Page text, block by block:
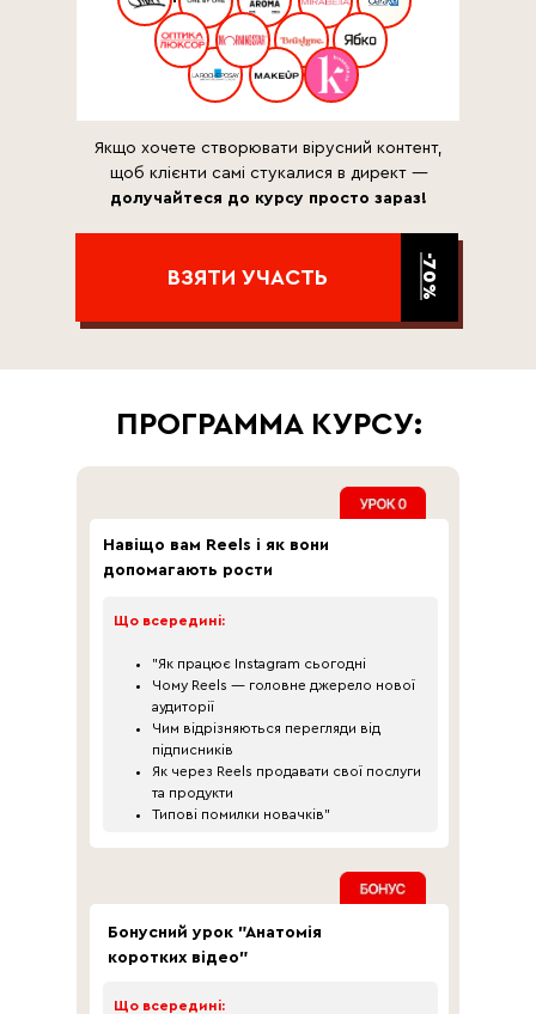
Якщо хочете створювати вірусний контент,
щоб клієнти самі стукалися в директ —
долучайтеся до курсу просто зараз!
ВЗЯТИ УЧАСТЬ -70%
Навіщо вам Reels і як вони
допомагають рости
Що всередині:
"Як працює Instagram сьогодні
Чому Reels — головне джерело нової
аудиторії
Чим відрізняються перегляди від
підписників
Як через Reels продавати свої послуги
та продукти
Типові помилки новачків"
Бонусний урок "Анатомія
коротких відео"
Що всередині:
ПРОГРАММА КУРСУ: